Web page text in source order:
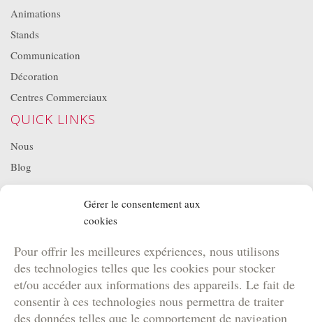
Gérer le consentement aux
cookies
Pour offrir les meilleures expériences, nous utilisons
des technologies telles que les cookies pour stocker
et/ou accéder aux informations des appareils. Le fait de
consentir à ces technologies nous permettra de traiter
des données telles que le comportement de navigation
Animations
Stands
Communication
Décoration
Centres Commerciaux
QUICK LINKS
Nous
Blog
Projets
Location de matériel
NOS BROCHURES
Brochure Team Building
Brochure Outdoor
Brochure Agence